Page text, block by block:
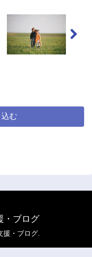
む
・ブログ
援・ブログ.